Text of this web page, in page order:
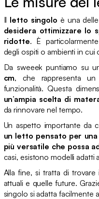
Il letto singolo è una
desidera ottimizzare lo
ridotte. È
degli ospiti o ambienti in
Da sweeek puntiamo su
cm, che rappresenta
funzionalità. Questa
un’ampia scelta di
da rinnovare nel tempo.
Un aspetto importante da
un letto pensato per
più versatile che possa
casi, esistono modelli adatti
Alla fine, si tratta di
attuali e quelle future.
singolo si adatta facilmente